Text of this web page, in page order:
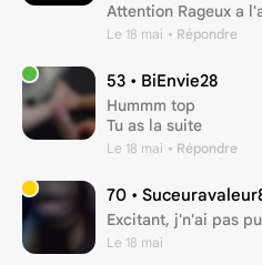
Attention Rageux a
Le 18 mai • Répondre
53 • BiEnvie28
Hummm top
Tu as la suite
Le 18 mai • Répondre
70 •
Excitant, j'n'ai pas
Le 18 mai